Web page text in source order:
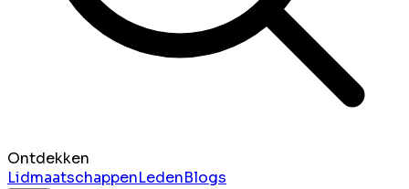
Ontdekken
LidmaatschappenLedenBlogs